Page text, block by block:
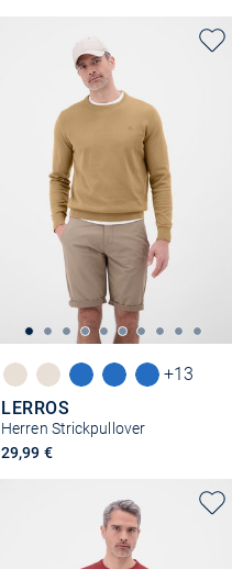
+13
LERROS
Herren Strickpullover
29,99 €